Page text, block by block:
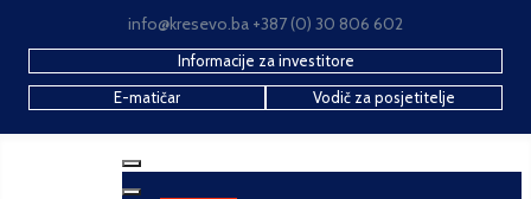
info@kresevo.ba +387 (0) 30 806 602
Informacije za investitore
E-matičar
Vodič za posjetitelje